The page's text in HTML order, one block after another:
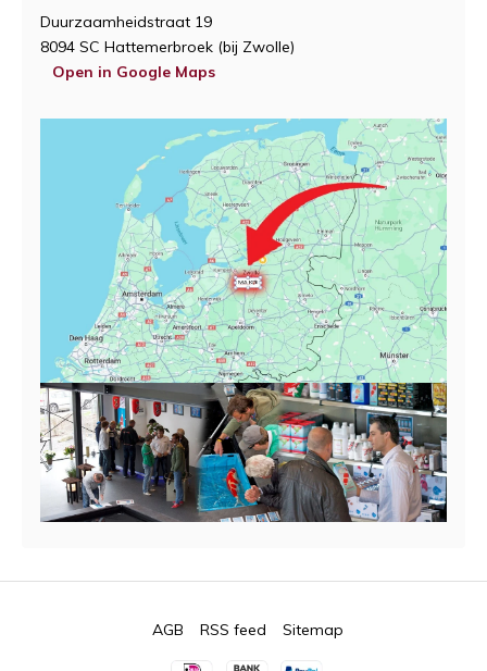
Duurzaamheidstraat 19
8094 SC Hattemerbroek (bij Zwolle)
Open in Google Maps
AGB RSS feed Sitemap